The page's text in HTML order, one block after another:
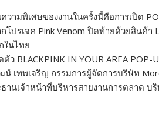
วามพิเศษของงานในครั้งนี้คือการเปิด
โปรเจค Pink Venom ปิดท้ายด้วยสินค้
ในไทย
ตัว BLACKPINK IN YOUR AREA
เทพเจริญ กรรมการผู้จัดการบริษัท
ธานเจ้าหน้าที่บริหารสายงานการตลาด